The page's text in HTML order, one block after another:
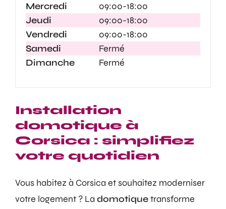
Mercredi
09:00-18:00
Jeudi
09:00-18:00
Vendredi
09:00-18:00
Samedi
Fermé
Dimanche
Fermé
Installation
domotique à
Corsica : simplifiez
votre quotidien
Vous habitez à Corsica et souhaitez moderniser
votre logement ? La domotiquetransforme